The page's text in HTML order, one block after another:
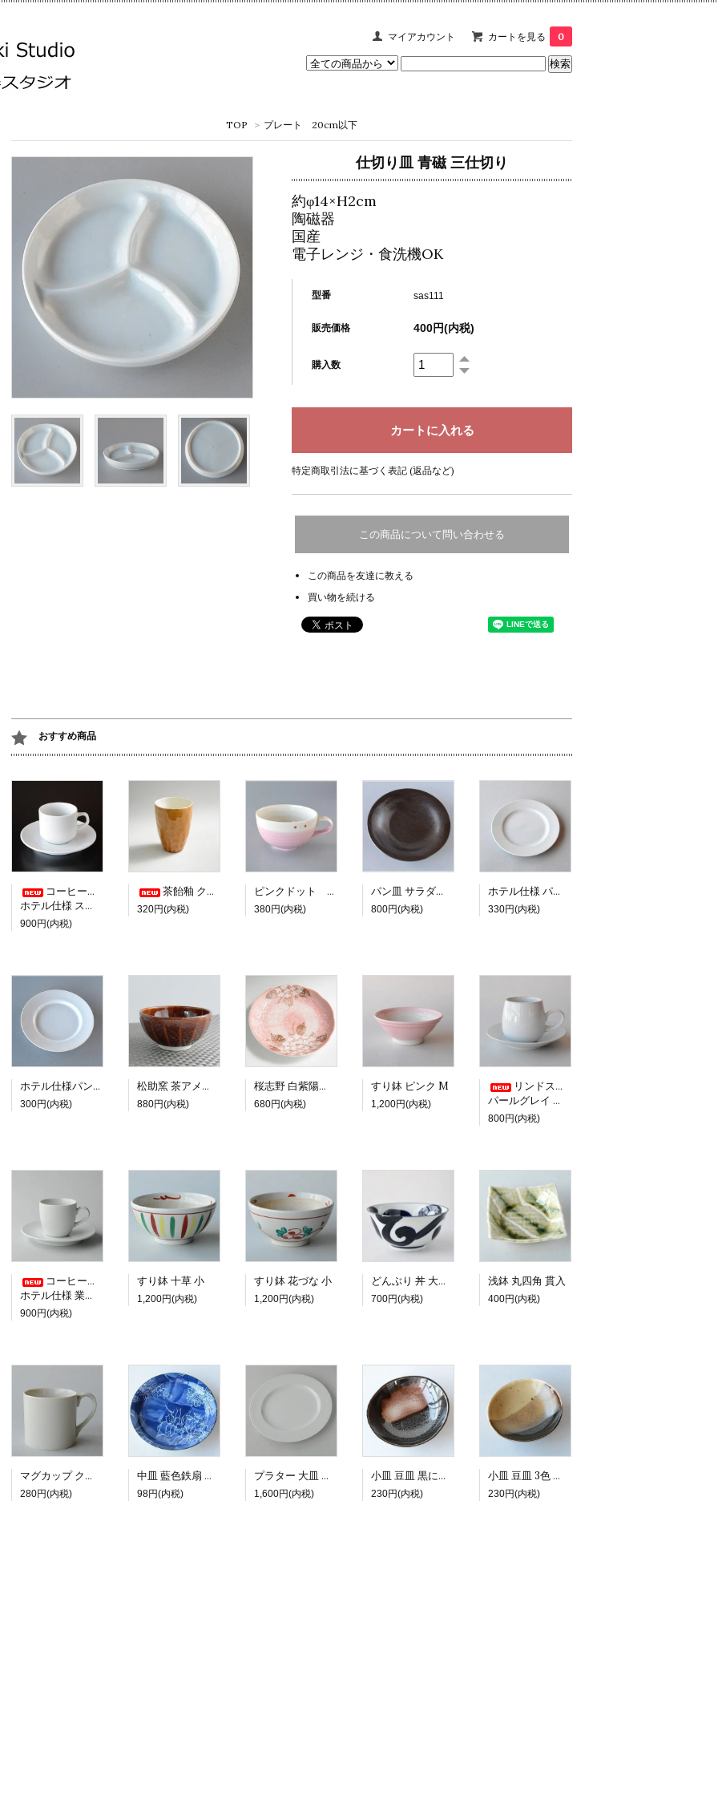
マイアカウント カートを見る 0
TOP > プレート 20cm以下
仕切り皿 青磁 三仕切り
約φ14×H2cm
陶磁器
国産
電子レンジ・食洗機OK
型番 sas111
販売価格 400円(内税)
購入数
特定商取引法に基づく表記 (返品など)
この商品について問い合わせる
この商品を友達に教える
買い物を続ける
おすすめ商品
コーヒーカップ＆ソーサー
ホテル仕様 スタッキング
900円(内税)
茶飴釉 クリーム塗り分けフリーカップ
320円(内税)
ピンクドット スープカップ
380円(内税)
パン皿 サラダプレート PIANO 20.8ｃｍ
800円(内税)
ホテル仕様 パン皿 17cm
330円(内税)
ホテル仕様パン皿 18cm
300円(内税)
松助窯 茶アメ釉 ご飯茶碗 カフェボウル
880円(内税)
桜志野 白紫陽花 大皿
680円(内税)
すり鉢 ピンク M
1,200円(内税)
リンドスタイメスト
パールグレイ コーヒーカップ＆ソーサー
800円(内税)
コーヒーカップ＆ソーサー
ホテル仕様 業務用
900円(内税)
すり鉢 十草 小
1,200円(内税)
すり鉢 花づな 小
1,200円(内税)
どんぶり 丼 大鉢 太唐草
700円(内税)
浅鉢 丸四角 貫入
400円(内税)
マグカップ クラシックホワイト
280円(内税)
中皿 藍色鉄扇 クレマチス
98円(内税)
プラター 大皿 ホワイトライン
1,600円(内税)
小皿 豆皿 黒に茶模様 オーバル形
230円(内税)
小皿 豆皿 3色 オーバル形
230円(内税)